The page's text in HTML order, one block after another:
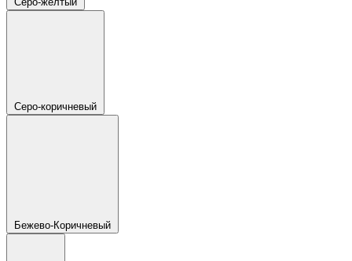
Серо-коричневый
Бежево-Коричневый